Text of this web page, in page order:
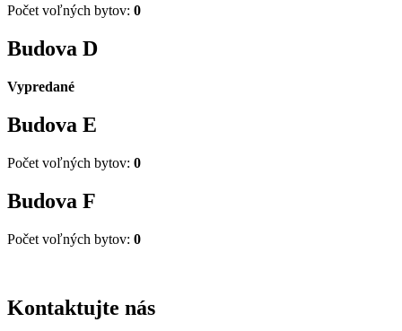
Počet voľných bytov: 0
Budova D
Vypredané
Budova E
Počet voľných bytov: 0
Budova F
Počet voľných bytov: 0
Kontaktujte nás